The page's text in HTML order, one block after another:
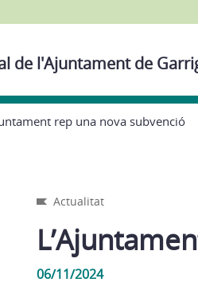
de l'Ajuntament de
rep una nova subvenció
Actualitat
06/11/2024